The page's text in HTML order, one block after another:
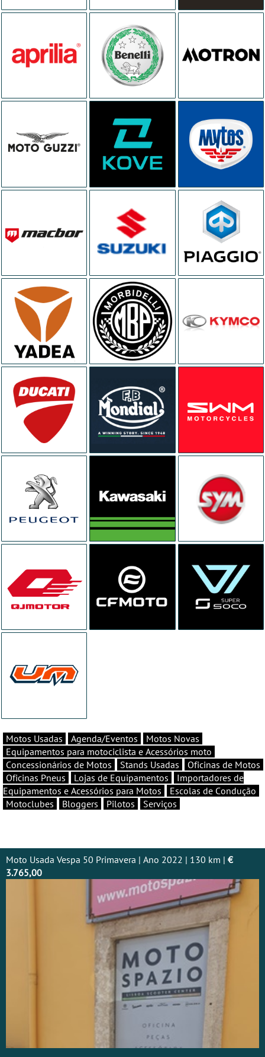
Motos Usadas Agenda/Eventos
Motos Novas
Equipamentos para motociclista e Acessórios moto
Concessionários de Motos
Stands Usadas
Oficinas de Motos
Oficinas Pneus
Lojas de Equipamentos
Importadores de
Equipamentos e Acessórios para Motos
Escolas de Condução
Motoclubes
Bloggers Pilotos Serviços
Moto Usada Vespa 50 Primavera | Ano 2022 | 130 km | €
3.765,00